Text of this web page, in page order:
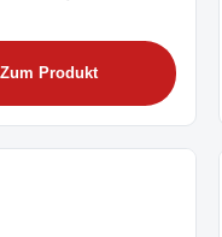
Zum Produkt